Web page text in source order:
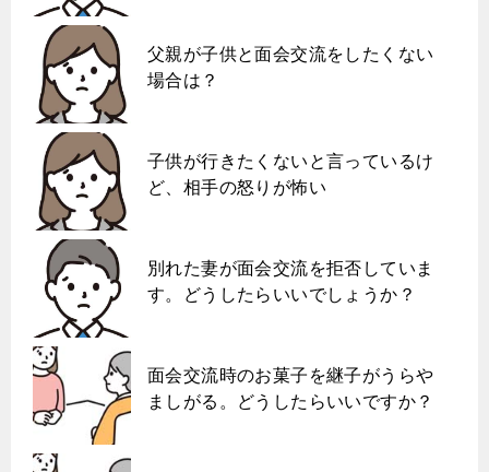
父親が子供と面会交流をしたくない
場合は？
子供が行きたくないと言っているけ
ど、相手の怒りが怖い
別れた妻が面会交流を拒否していま
す。どうしたらいいでしょうか？
面会交流時のお菓子を継子がうらや
ましがる。どうしたらいいですか？